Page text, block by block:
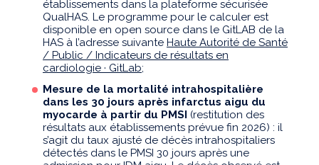
établissements dans la plateforme sécurisée
QualHAS. Le programme pour le calculer est
disponible en open source dans le GitLAB de la
HAS à l’adresse suivante Haute Autorité de Santé
/ Public / Indicateurs de résultats en
cardiologie · GitLab;
Mesure de la mortalité intrahospitalière
dans les 30 jours après infarctus aigu du
myocarde à partir du PMSI (restitution des
résultats aux établissements prévue fin 2026) : il
s’agit du taux ajusté de décès intrahospitaliers
détectés dans le PMSI 30 jours après une